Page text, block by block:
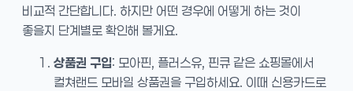
비교적 간단합니다. 하지만 어떤 경우에 어떻게 하는 것이
좋을지 단계별로 확인해 볼게요.
상품권 구입: 모아핀, 플러스유, 핀큐 같은 쇼핑몰에서
컬쳐랜드 모바일 상품권을 구입하세요. 이때 신용카드로